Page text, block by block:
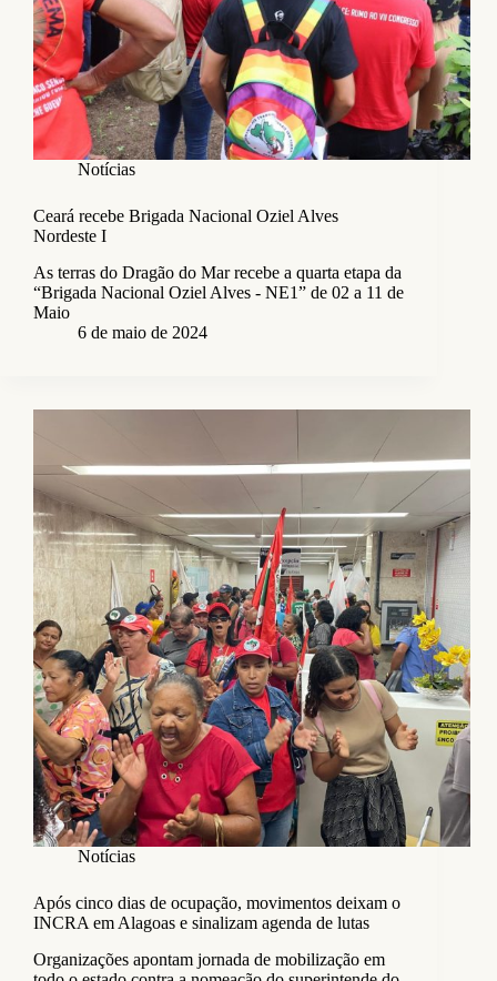
Notícias
Ceará recebe Brigada Nacional Oziel Alves
Nordeste I
As terras do Dragão do Mar recebe a quarta etapa da
“Brigada Nacional Oziel Alves - NE1” de 02 a 11 de
Maio
6 de maio de 2024
Notícias
Após cinco dias de ocupação, movimentos deixam o
INCRA em Alagoas e sinalizam agenda de lutas
Organizações apontam jornada de mobilização em